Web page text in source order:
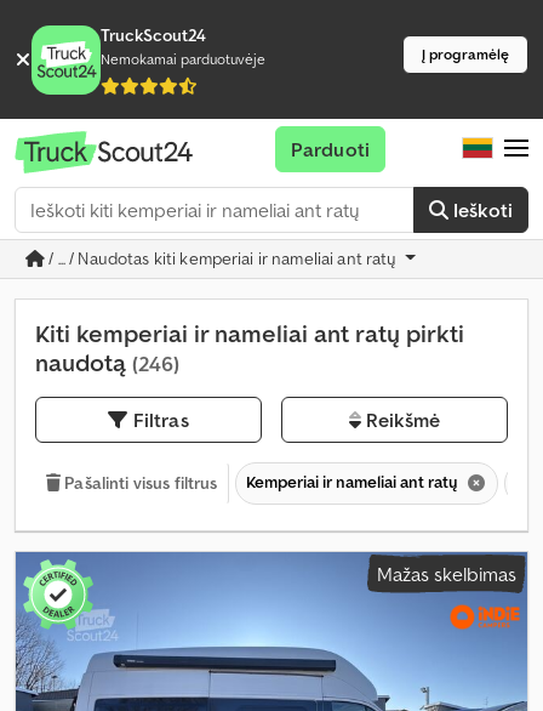
TruckScout24
Nemokamai parduotuvėje Į programėlę
Ieškoti
Parduoti
/ ... / Naudotas kiti kemperiai ir nameliai ant ratų
Kiti kemperiai ir nameliai ant ratų pirkti
naudotą (246)
Filtras Reikšmė
Pašalinti visus filtrus Kemperiai ir nameliai ant ratų
Mažas skelbimas